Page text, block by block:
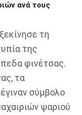
ανά τους
τη
της
φινέτσας.
τα
σύμβολο
ψαριού